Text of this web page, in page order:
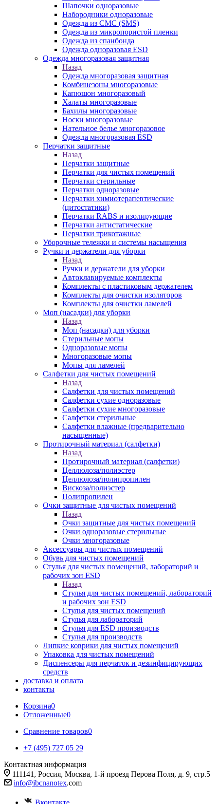
Шапочки одноразовые
Набородники одноразовые
Одежда из СМС (SMS)
Одежда из микропористой пленки
Одежда из спанбонда
Одежда одноразовая ESD
Одежда многоразовая защитная
Назад
Одежда многоразовая защитная
Комбинезоны многоразовые
Капюшон многоразовый
Халаты многоразовые
Бахилы многоразовые
Носки многоразовые
Нательное белье многоразовое
Одежда многоразовая ESD
Перчатки защитные
Назад
Перчатки защитные
Перчатки для чистых помещений
Перчатки стерильные
Перчатки одноразовые
Перчатки химиотерапевтические
(цитостатики)
Перчатки RABS и изолирующие
Перчатки антистатические
Перчатки трикотажные
Уборочные тележки и системы насыщения
Ручки и держатели для уборки
Назад
Ручки и держатели для уборки
Автоклавируемые комплекты
Комплекты с пластиковым держателем
Комплекты для очистки изоляторов
Комплекты для очистки ламелей
Моп (насадки) для уборки
Назад
Моп (насадки) для уборки
Стерильные мопы
Одноразовые мопы
Многоразовые мопы
Мопы для ламелей
Салфетки для чистых помещений
Назад
Салфетки для чистых помещений
Салфетки сухие одноразовые
Салфетки сухие многоразовые
Салфетки стерильные
Салфетки влажные (предварительно
насыщенные)
Протирочный материал (салфетки)
Назад
Протирочный материал (салфетки)
Целлюлоза/полиэстер
Целлюлоза/полипропилен
Вискоза/полиэстер
Полипропилен
Очки защитные для чистых помещений
Назад
Очки защитные для чистых помещений
Очки одноразовые стерильные
Очки многоразовые
Аксессуары для чистых помещений
Обувь для чистых помещений
Стулья для чистых помещений, лабораторий и
рабочих зон ESD
Назад
Стулья для чистых помещений, лабораторий
и рабочих зон ESD
Стулья для чистых помещений
Стулья для лабораторий
Стулья для ESD производств
Стулья для производств
Липкие коврики для чистых помещений
Упаковка для чистых помещений
Диспенсеры для перчаток и дезинфицирующих
средств
доставка и оплата
контакты
Корзина0
Отложенные0
Сравнение товаров0
+7 (495) 727 05 29
Контактная информация
111141, Россия, Москва, 1-й проезд Перова Поля, д. 9, стр.5
info@ibcnanotex.com
Вконтакте